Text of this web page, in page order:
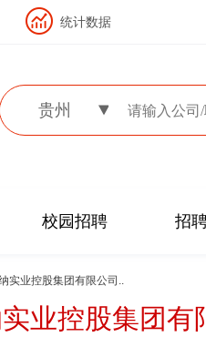
统计数据
贵州
校园招聘 招
实业控股集团有限公司..
业控股集团有